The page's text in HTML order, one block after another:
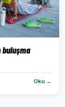
buluşma
Oku →